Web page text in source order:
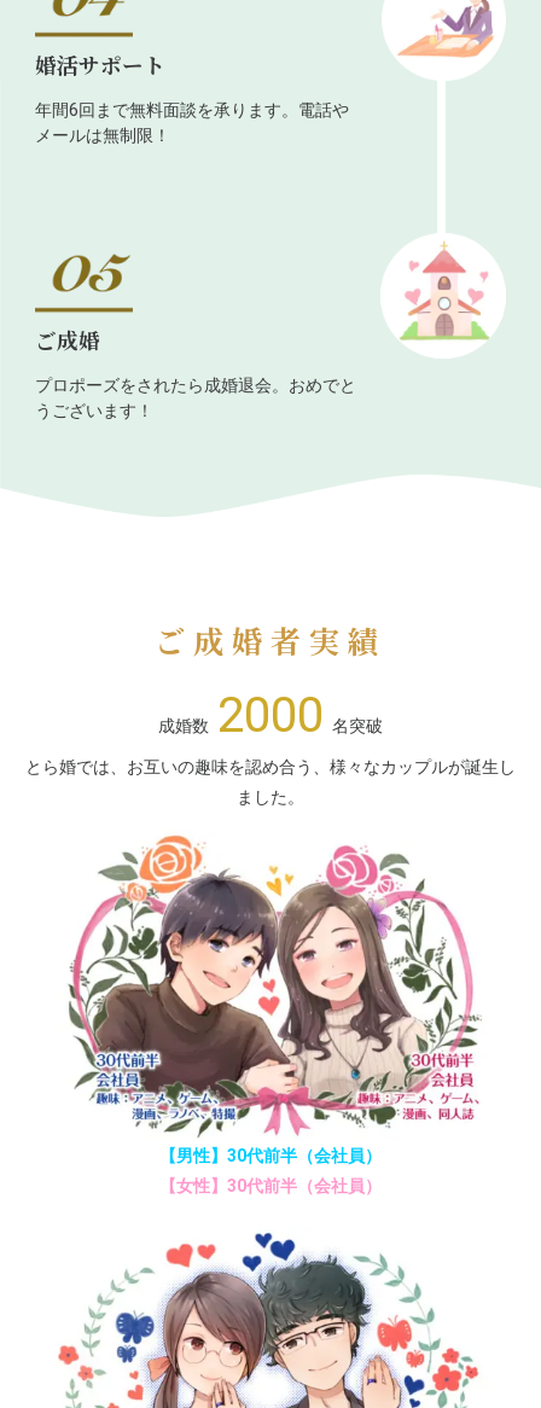
婚活サポート
年間6回まで無料面談を承ります。電話や
メールは無制限！
ご成婚
プロポーズをされたら成婚退会。おめでと
うございます！
ご成婚者実績
成婚数 2000 名突破
とら婚では、お互いの趣味を認め合う、様々なカップルが誕生し
ました。
【男性】30代前半（会社員）
【女性】30代前半（会社員）